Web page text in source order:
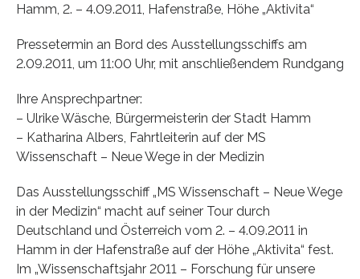
Hamm, 2. – 4.09.2011, Hafenstraße, Höhe „Aktivita“
Pressetermin an Bord des Ausstellungsschiffs am
2.09.2011, um 11:00 Uhr, mit anschließendem Rundgang
Ihre Ansprechpartner:
– Ulrike Wäsche, Bürgermeisterin der Stadt Hamm
– Katharina Albers, Fahrtleiterin auf der MS
Wissenschaft – Neue Wege in der Medizin
Das Ausstellungsschiff „MS Wissenschaft – Neue Wege
in der Medizin“ macht auf seiner Tour durch
Deutschland und Österreich vom 2. – 4.09.2011 in
Hamm in der Hafenstraße auf der Höhe „Aktivita“ fest.
Im „Wissenschaftsjahr 2011 – Forschung für unsere